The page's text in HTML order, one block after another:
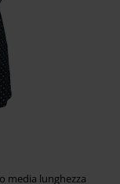
media lunghezza